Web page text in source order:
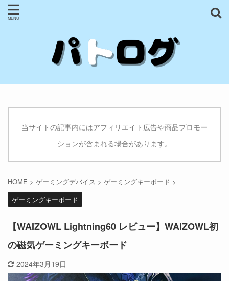
当サイトの記事内にはアフィリエイト広告や商品プロモー
ションが含まれる場合があります。
HOME > ゲーミングデバイス > ゲーミングキーボード >
ゲーミングキーボード
【WAIZOWL Lightning60 レビュー】WAIZOWL初
の磁気ゲーミングキーボード
2024年3月19日